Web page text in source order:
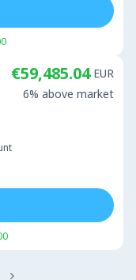
€59,485.04 EUR
6% above market
